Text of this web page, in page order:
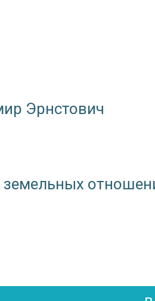
Эрнстович
земельных